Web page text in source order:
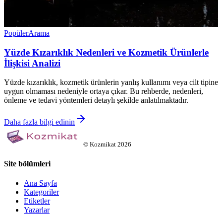
PopülerArama
Yüzde Kızarıklık Nedenleri ve Kozmetik Ürünlerle
İlişkisi Analizi
Yüzde kızarıklık, kozmetik ürünlerin yanlış kullanımı veya cilt tipine
uygun olmaması nedeniyle ortaya çıkar. Bu rehberde, nedenleri,
önleme ve tedavi yöntemleri detaylı şekilde anlatılmaktadır.
Daha fazla bilgi edinin
© Kozmikat 2026
Site bölümleri
Ana Sayfa
Kategoriler
Etiketler
Yazarlar